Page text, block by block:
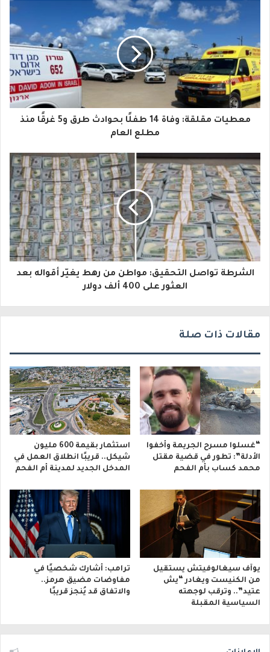
ي
د
ك
ا
إ
ل
ك
ت
ر
و
معطيات مقلقة: وفاة 14 طفلًا بحوادث طرق و5 غرقًا منذ
مطلع العام
الشرطة تواصل التحقيق: مواطن من رهط يغيّر أقواله بعد
العثور على 400 ألف دولار
مقالات ذات صلة
“غسلوا مسرح الجريمة وأخفوا
الأدلة”: تطور في قضية مقتل
محمد كساب بأم الفحم
استثمار بقيمة 600 مليون
شيكل.. قريبًا انطلاق العمل في
المدخل الجديد لمدينة أم الفحم
يوآف سيغالوفيتش يستقيل
من الكنيست ويغادر “يش
عتيد”.. وترقب لوجهته
السياسية المقبلة
ترامب: أشارك شخصيًا في
مفاوضات مضيق هرمز..
والاتفاق قد يُنجز قريبًا